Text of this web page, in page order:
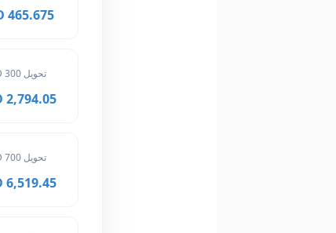
465.675 MAD
تحويل 300 USD
2,794.05 MAD
تحويل 700 USD
6,519.45 MAD